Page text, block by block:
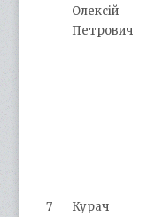
Олексій
Петрович
7
Курач